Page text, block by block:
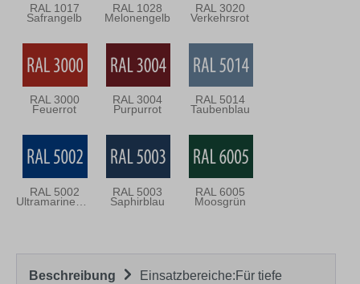
RAL 1017
Safrangelb
RAL 1028
Melonengelb
RAL 3020
Verkehrsrot
RAL 3000
Feuerrot
RAL 3004
Purpurrot
RAL 5014
Taubenblau
RAL 5002 RAL 5003
Saphirblau
RAL 6005
Moosgrün
Beschreibung
Einsatzbereiche:Für tiefe